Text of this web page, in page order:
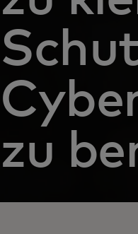
zu